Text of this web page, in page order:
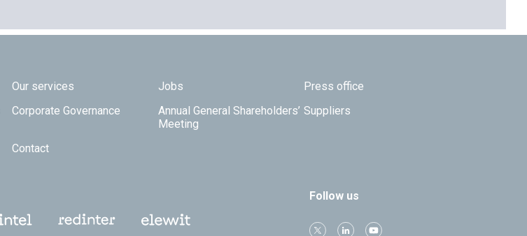
Our services Jobs
Press office
Corporate Governance
Annual General Shareholders’
Meeting
Suppliers
Contact
Follow us